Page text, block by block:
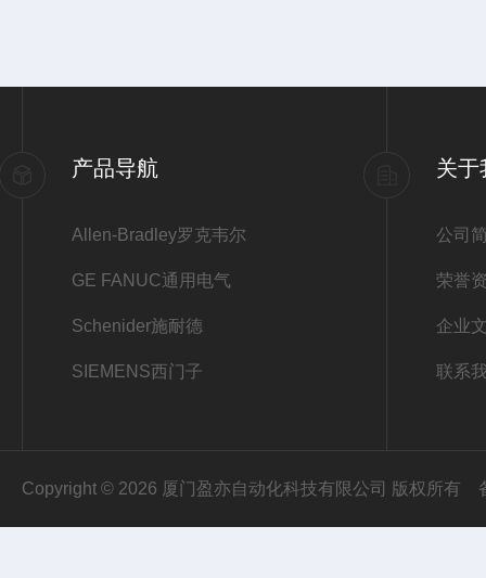
产品导航
Allen-Bradley罗克韦尔
GE FANUC通用电气
Schenider施耐德
SIEMENS西门子
关于
公司
荣誉
企业
联系
Copyright © 2026 厦门盈亦自动化科技有限公司 版权所有